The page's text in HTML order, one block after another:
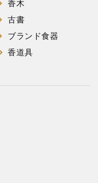
香木
古書
ブランド食器
香道具